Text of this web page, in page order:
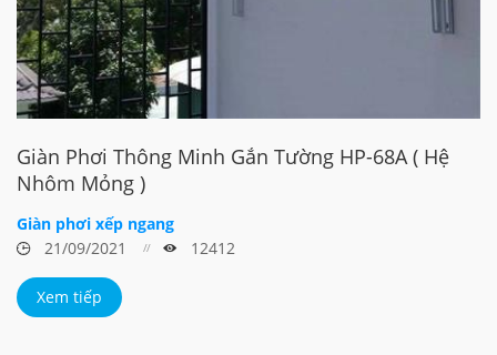
Giàn Phơi Thông Minh Gắn Tường HP-68A ( Hệ
Nhôm Mỏng )
Giàn phơi xếp ngang
21/09/2021
12412
Xem tiếp